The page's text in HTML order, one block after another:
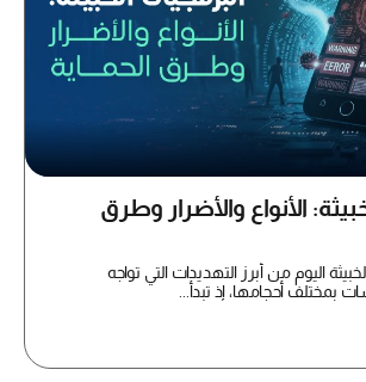
الأنواع والأضرار وطرق
اليوم من أبرز التهديدات التي تواجه
بمختلف أحجامها، إذ تبدأ...